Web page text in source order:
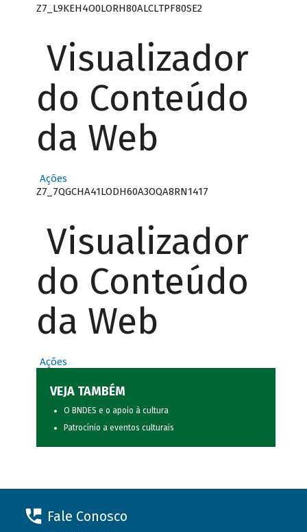
Z7_L9KEH4O0LORH80ALCLTPF80SE2
Visualizador
do Conteúdo
da Web
Ações
Z7_7QGCHA41LODH60A3OQA8RN1417
Visualizador
do Conteúdo
da Web
Ações
VEJA TAMBÉM
O BNDES e o apoio à cultura
Patrocínio a eventos culturais
Fale Conosco